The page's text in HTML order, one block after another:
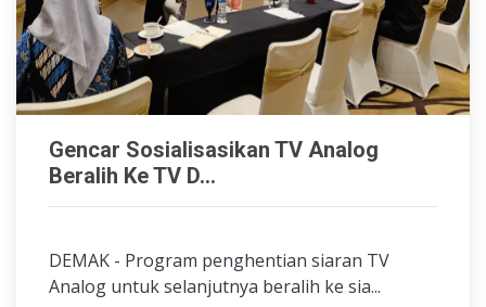
Gencar Sosialisasikan TV Analog
Beralih Ke TV D...
DEMAK - Program penghentian siaran TV
Analog untuk selanjutnya beralih ke sia...